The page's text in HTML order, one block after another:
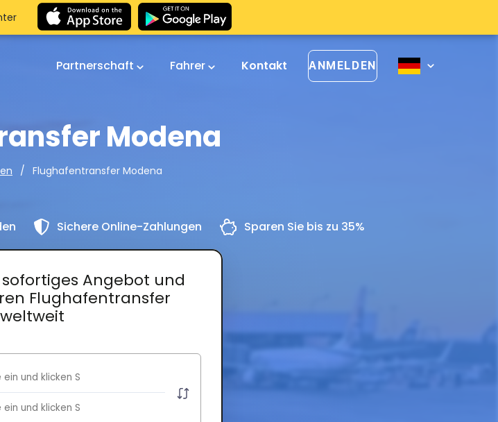
Partnerschaft Fahrer Kontakt ANMELDEN
Modena
Flughafentransfer Modena
Sichere Online-Zahlungen Sparen Sie bis zu 35%
Angebot und
Flughafentransfer
weltweit